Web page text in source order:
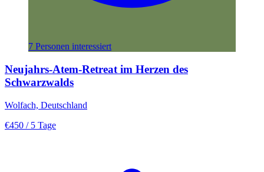
7 Personen interessiert
Neujahrs-Atem-Retreat im Herzen des
Schwarzwalds
Wolfach, Deutschland
€450 / 5 Tage